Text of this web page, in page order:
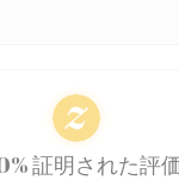
証明された評